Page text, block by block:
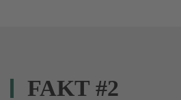
FAKT #2